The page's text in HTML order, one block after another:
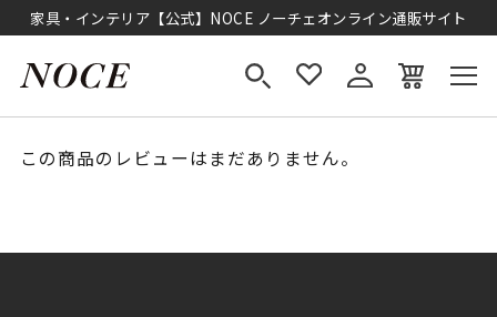
家具・インテリア【公式】NOCE ノーチェオンライン通販サイト
この商品のレビューはまだありません。